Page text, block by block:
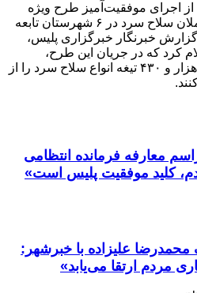
از اجرای موفقیت‌آمیز طرح ویژه
برخورد با اراذل و اوباش و حاملان سلاح سرد در ۶ شهرستان تابعه
خبرنگار خبرگزاری پلیس،
کرد که در جریان این طرح،
نیروهای انتظامی توانستند یک هزار و ۴۳۰ تیغه انواع سلاح سرد را از
معارفه فرمانده انتظامی
کلید موفقیت پلیس است»
علیزاده با خبرشهر:
مردم ارتقا می‌یابد»